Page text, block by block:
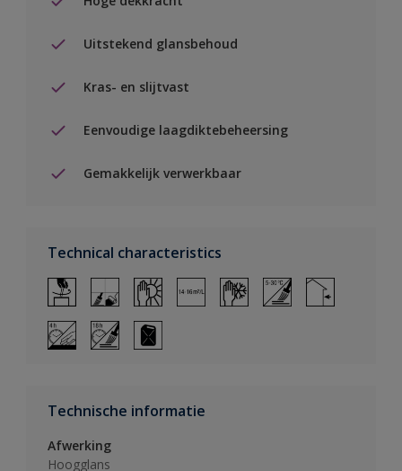
Uitstekend glansbehoud
Kras- en slijtvast
Eenvoudige laagdiktebeheersing
Gemakkelijk verwerkbaar
Technical characteristics
Technische informatie
Afwerking
Hoogglans